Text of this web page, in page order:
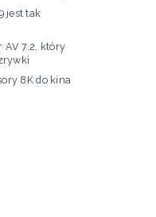
jest tak
AV 7.2, który
8K do kina